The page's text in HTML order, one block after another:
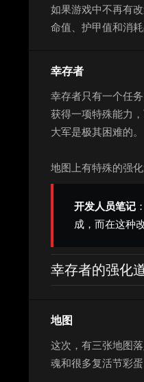
如果游戏中不再有
命值、护甲值和消
幸存者
幸存者只有一个任
获得一项特殊能力
大军是极其困难的。
地图上有特殊的强
开发人员笔记
成，而在这种
幸存者的强化
地图
这次，有三张地图
魂和很多复活节彩